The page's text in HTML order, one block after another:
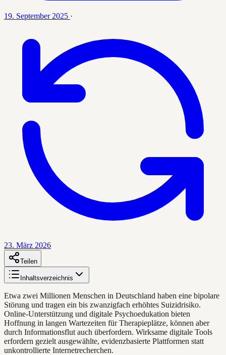
19. September 2025 ·
23. März 2026
Teilen
Inhaltsverzeichnis
Etwa zwei Millionen Menschen in Deutschland haben eine bipolare
Störung und tragen ein bis zwanzigfach erhöhtes Suizidrisiko.
Online-Unterstützung und digitale Psychoedukation bieten
Hoffnung in langen Wartezeiten für Therapieplätze, können aber
durch Informationsflut auch überfordern. Wirksame digitale Tools
erfordern gezielt ausgewählte, evidenzbasierte Plattformen statt
unkontrollierte Internetrecherchen.